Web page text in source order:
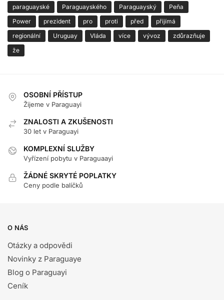
paraguayské
Paraguayského Paraguayský
Peña
Power
prezident pro proti před
přijímá
regionální
Uruguay Vláda více vývoz
zdůrazňuje
že
OSOBNÍ PŘÍSTUP
Žijeme v Paraguayi
ZNALOSTI A ZKUŠENOSTI
30 let v Paraguayi
KOMPLEXNÍ SLUŽBY
Vyřízení pobytu v Paraguaayi
ŽÁDNÉ SKRYTÉ POPLATKY
Ceny podle balíčků
O NÁS
Otázky a odpovědi
Novinky z Paraguaye
Blog o Paraguayi
Ceník